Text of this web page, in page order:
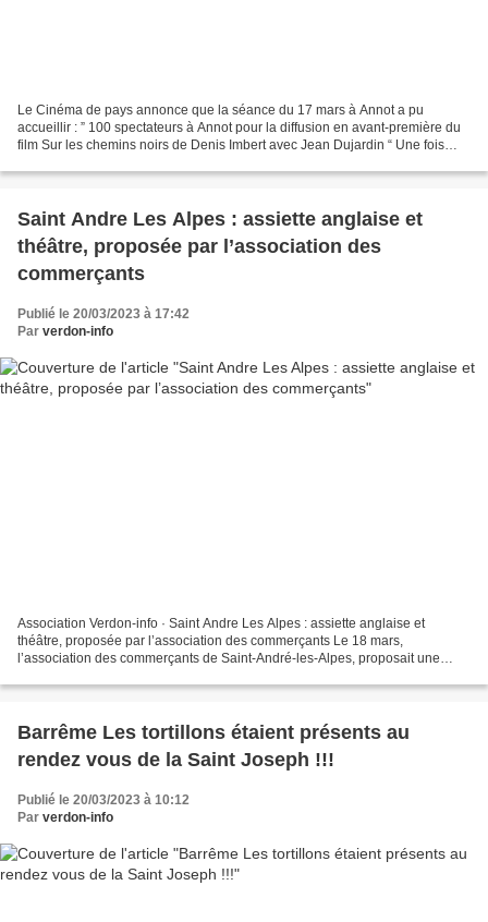
Le Cinéma de pays annonce que la séance du 17 mars à Annot a pu
accueillir : ” 100 spectateurs à Annot pour la diffusion en avant-première du
film Sur les chemins noirs de Denis Imbert avec Jean Dujardin “ Une fois
Saint Andre Les Alpes : assiette anglaise et
théâtre, proposée par l’association des
commerçants
Publié le 20/03/2023 à 17:42
Par verdon-info
Association Verdon-info · Saint Andre Les Alpes : assiette anglaise et
théâtre, proposée par l’association des commerçants Le 18 mars,
l’association des commerçants de Saint-André-les-Alpes, proposait une
Barrême Les tortillons étaient présents au
rendez vous de la Saint Joseph !!!
Publié le 20/03/2023 à 10:12
Par verdon-info